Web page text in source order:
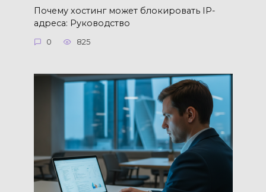
Почему хостинг может блокировать IP-
адреса: Руководство
0 825